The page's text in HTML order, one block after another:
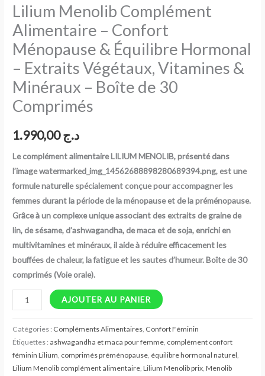
Lilium Menolib Complément
Alimentaire – Confort
Ménopause & Équilibre Hormonal
– Extraits Végétaux, Vitamines &
Minéraux – Boîte de 30
Comprimés
د.ج1.990,00
Le complément alimentaire LILIUM MENOLIB, présenté dans
l’image watermarked_img_14562688898280689394.png, est une
formule naturelle spécialement conçue pour accompagner les
femmes durant la période de la ménopause et de la préménopause.
Grâce à un complexe unique associant des extraits de graine de
lin, de sésame, d’ashwagandha, de maca et de soja, enrichi en
multivitamines et minéraux, il aide à réduire efficacement les
bouffées de chaleur, la fatigue et les sautes d’humeur. Boîte de 30
comprimés (Voie orale).
&
Équilibre
Hormonal
Extraits
Végétaux,
Vitamines
Minéraux
AJOUTER AU PANIER
Catégories : Compléments Alimentaires, Confort Féminin
Étiquettes : ashwagandha et maca pour femme, complément confort
féminin Lilium, comprimés préménopause, équilibre hormonal naturel,
Lilium Menolib complément alimentaire,Lilium Menolib prix,Menolib